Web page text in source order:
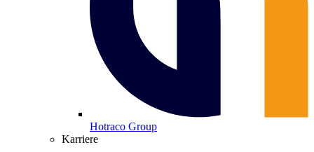
Hotraco Group
Karriere